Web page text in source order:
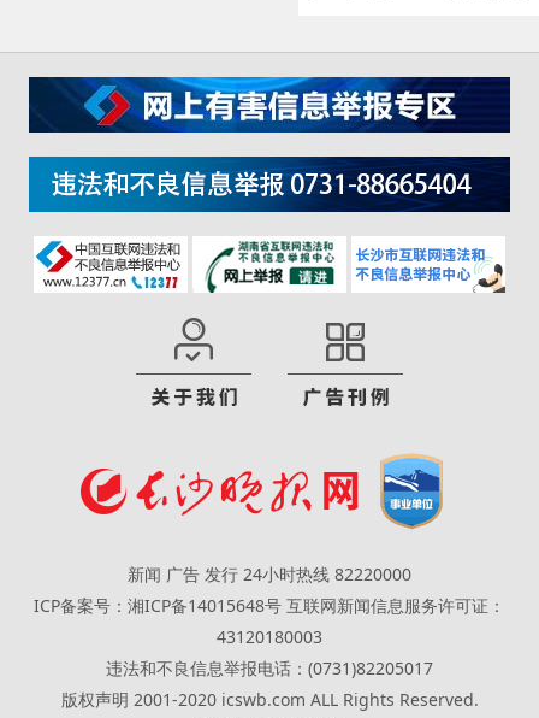
新闻 广告 发行 24小时热线 82220000
ICP备案号：湘ICP备14015648号 互联网新闻信息服务许可证：
43120180003
违法和不良信息举报电话：(0731)82205017
版权声明 2001-2020 icswb.com ALL Rights Reserved.